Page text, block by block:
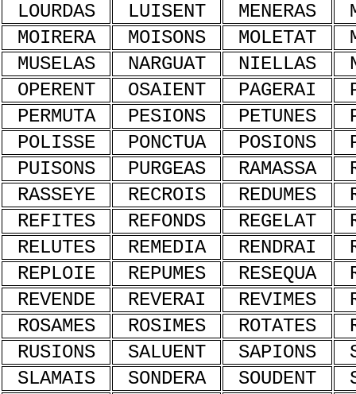
LOURDAS
LUISENT MENERAS
MOIRERA
MOISONS MOLETAT
MUSELAS
NARGUAT NIELLAS
OPERENT
OSAIENT PAGERAI
PERMUTA
PESIONS PETUNES
POLISSE
PONCTUA POSIONS
PUISONS
PURGEAS RAMASSA
RASSEYE
RECROIS REDUMES
REFITES
REFONDS REGELAT
RELUTES
REMEDIA RENDRAI
REPLOIE
REPUMES RESEQUA
REVENDE
REVERAI REVIMES
ROSAMES
ROSIMES ROTATES
RUSIONS
SALUENT SAPIONS
SLAMAIS
SONDERA SOUDENT